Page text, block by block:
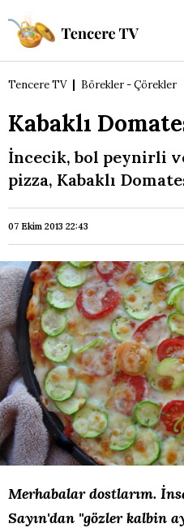
Tencere TV Börekler - Çörekler
Kabaklı
İncecik, bol peynirli
pizza, Kabaklı
07 Ekim 2013 22:43
Merhabalar dostlarım.
Sayın'dan ''gözler kalbin